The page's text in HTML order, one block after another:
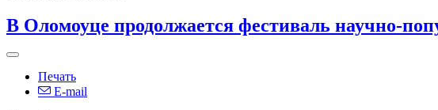
В Оломоуце продолжается фестиваль научно-
Печать
E-mail